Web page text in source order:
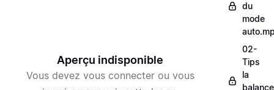
Aperçu indisponible
Vous devez vous connecter ou vous
du
mode
02-
Tips
la
balance